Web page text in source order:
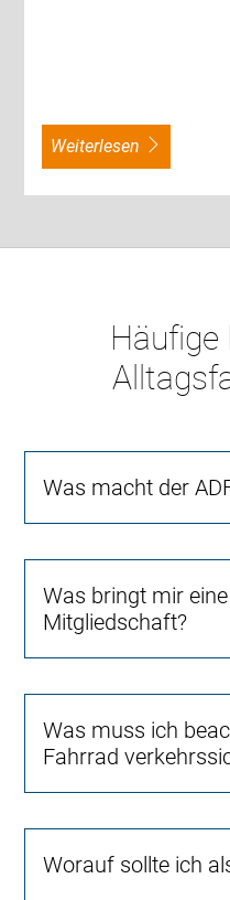
weiterlesen
Häufige
Was macht der
Was bringt mir eine
Mitgliedschaft?
Was muss ich
Fahrrad
Worauf sollte ich